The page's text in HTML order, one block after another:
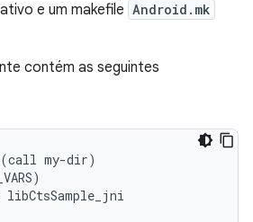
e um makefile Android.mk
contém as seguintes
$(call my-dir)
libCtsSample_jni